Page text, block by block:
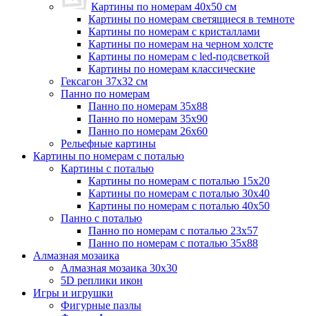
Картины по номерам 40х50 см
Картины по номерам светящиеся в темноте
Картины по номерам с кристаллами
Картины по номерам на черном холсте
Картины по номерам с led-подсветкой
Картины по номерам классические
Гексагон 37х32 см
Панно по номерам
Панно по номерам 35х88
Панно по номерам 35х90
Панно по номерам 26х60
Рельефные картины
Картины по номерам с поталью
Картины с поталью
Картины по номерам с поталью 15х20
Картины по номерам с поталью 30х40
Картины по номерам с поталью 40х50
Панно с поталью
Панно по номерам с поталью 23х57
Панно по номерам с поталью 35х88
Алмазная мозаика
Алмазная мозаика 30х30
5D реплики икон
Игры и игрушки
Фигурные пазлы